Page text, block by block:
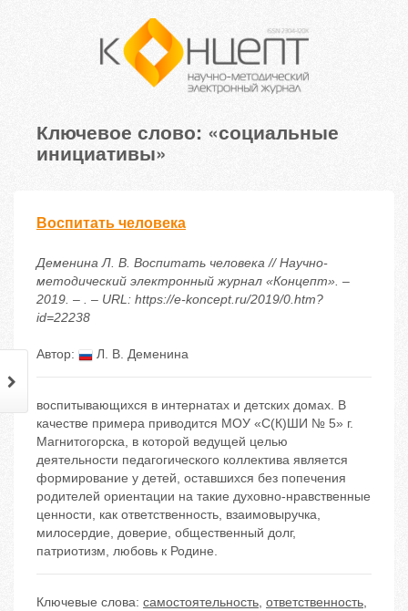
Ключевое слово: «социальные
инициативы»
Воспитать человека
Деменина Л. В. Воспитать человека // Научно-
методический электронный журнал «Концепт». –
2019. – . – URL: https://e-koncept.ru/2019/0.htm?
id=22238
Автор: Л. В. Деменина
воспитывающихся в интернатах и детских домах. В
качестве примера приводится МОУ «С(К)ШИ № 5» г.
Магнитогорска, в которой ведущей целью
деятельности педагогического коллектива является
формирование у детей, оставшихся без попечения
родителей ориентации на такие духовно-нравственные
ценности, как ответственность, взаимовыручка,
милосердие, доверие, общественный долг,
патриотизм, любовь к Родине.
Ключевые слова: самостоятельность, ответственность,